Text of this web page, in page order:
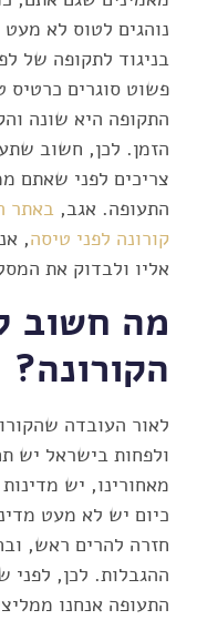
נוהגים לטוס לא
בניגוד לתקופה של
פשוט סוגרים כרטיס
התקופה היא שונה
הזמן. לכן, חשוב
צריכים לפני שאתם
התעופה. אגב, באתר
קורונה לפני טיסה,
אליו ולבדוק את
מה חשוב
הקורונה?
לאור העובדה
ולפחות בישראל יש
מאחורינו, יש
כיום יש לא מעט
חזרה להרים ראש,
ההגבלות. לכן,
התעופה אנחנו